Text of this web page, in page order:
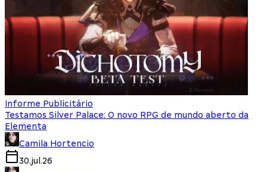
Informe Publicitário
Testamos Silver Palace: O novo RPG de mundo aberto da
Elementa
Camila Hortencio
30.jul.26